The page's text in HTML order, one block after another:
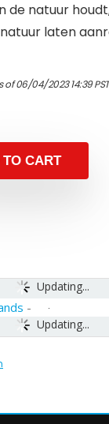
de natuur
laten
of 06/04/2023 14:39
CART
Updating...
Updating...
-